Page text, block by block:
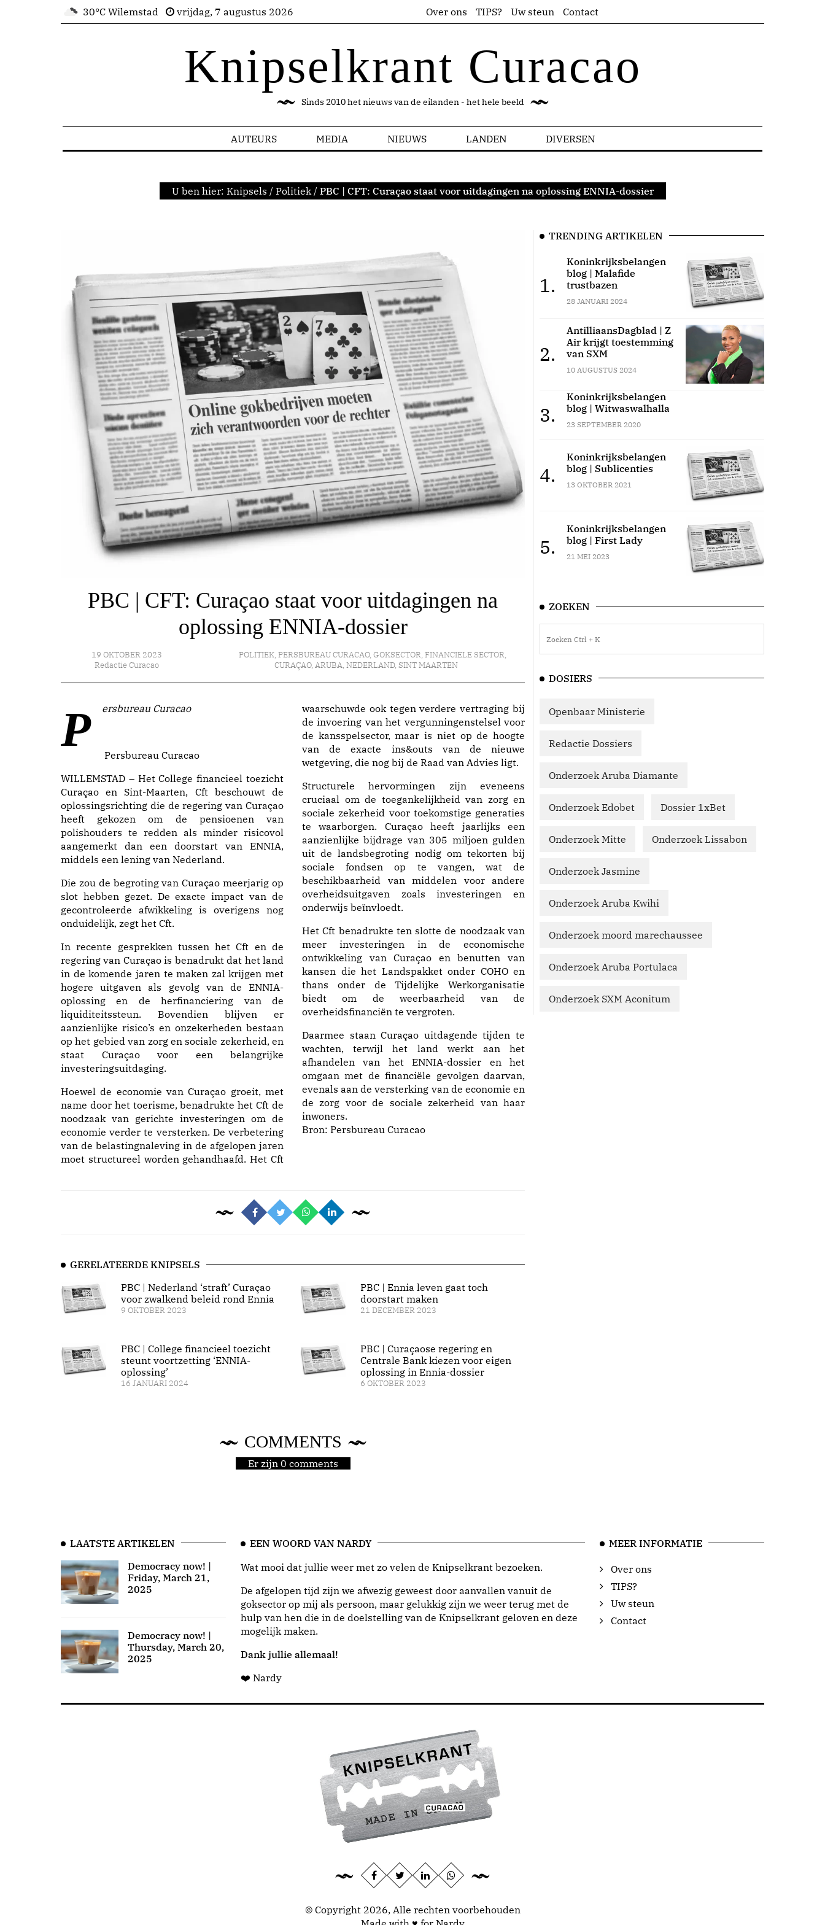
30°C Wilemstad vrijdag, 7 augustus 2026 Over ons TIPS? Uw steun Contact
Knipselkrant Curacao
Sinds 2010 het nieuws van de eilanden - het hele beeld
AUTEURS MEDIA NIEUWS LANDEN DIVERSEN
U ben hier: Knipsels / Politiek / PBC | CFT: Curaçao staat voor uitdagingen na oplossing ENNIA-dossier
PBC | CFT: Curaçao staat voor uitdagingen na
oplossing ENNIA-dossier
19 OKTOBER 2023
Redactie Curacao
POLITIEK, PERSBUREAU CURACAO, GOKSECTOR, FINANCIELE SECTOR,
CURAÇAO,ARUBA,NEDERLAND, SINT MAARTEN
Persbureau Curacao
Persbureau Curacao
WILLEMSTAD – Het College financieel toezicht
Curaçao en Sint-Maarten, Cft beschouwt de
oplossingsrichting die de regering van Curaçao
heeft gekozen om de pensioenen van
polishouders te redden als minder risicovol
aangemerkt dan een doorstart van ENNIA,
middels een lening van Nederland.
Die zou de begroting van Curaçao meerjarig op
slot hebben gezet. De exacte impact van de
gecontroleerde afwikkeling is overigens nog
onduidelijk, zegt het Cft.
In recente gesprekken tussen het Cft en de
regering van Curaçao is benadrukt dat het land
in de komende jaren te maken zal krijgen met
hogere uitgaven als gevolg van de ENNIA-
oplossing en de herfinanciering van de
liquiditeitssteun. Bovendien blijven er
aanzienlijke risico’s en onzekerheden bestaan
op het gebied van zorg en sociale zekerheid, en
staat Curaçao voor een belangrijke
investeringsuitdaging.
Hoewel de economie van Curaçao groeit, met
name door het toerisme, benadrukte het Cft de
noodzaak van gerichte investeringen om de
economie verder te versterken. De verbetering
van de belastingnaleving in de afgelopen jaren
moet structureel worden gehandhaafd. Het Cft
waarschuwde ook tegen verdere vertraging bij
de invoering van het vergunningenstelsel voor
de kansspelsector, maar is niet op de hoogte
van de exacte ins&outs van de nieuwe
wetgeving, die nog bij de Raad van Advies ligt.
Structurele hervormingen zijn eveneens
cruciaal om de toegankelijkheid van zorg en
sociale zekerheid voor toekomstige generaties
te waarborgen. Curaçao heeft jaarlijks een
aanzienlijke bijdrage van 305 miljoen gulden
uit de landsbegroting nodig om tekorten bij
sociale fondsen op te vangen, wat de
beschikbaarheid van middelen voor andere
overheidsuitgaven zoals investeringen en
onderwijs beïnvloedt.
Het Cft benadrukte ten slotte de noodzaak van
meer investeringen in de economische
ontwikkeling van Curaçao en benutten van
kansen die het Landspakket onder COHO en
thans onder de Tijdelijke Werkorganisatie
biedt om de weerbaarheid van de
overheidsfinanciën te vergroten.
Daarmee staan Curaçao uitdagende tijden te
wachten, terwijl het land werkt aan het
afhandelen van het ENNIA-dossier en het
omgaan met de financiële gevolgen daarvan,
evenals aan de versterking van de economie en
de zorg voor de sociale zekerheid van haar
inwoners.
Bron: Persbureau Curacao
GERELATEERDE KNIPSELS
PBC | Nederland ‘straft’ Curaçao
voor zwalkend beleid rond Ennia
9 OKTOBER 2023
PBC | College financieel toezicht
steunt voortzetting ‘ENNIA-
oplossing’
16 JANUARI 2024
PBC | Ennia leven gaat toch
doorstart maken
21 DECEMBER 2023
PBC | Curaçaose regering en
Centrale Bank kiezen voor eigen
oplossing in Ennia-dossier
6 OKTOBER 2023
COMMENTS
Er zijn 0 comments
TRENDING ARTIKELEN
1.
Koninkrijksbelangen
blog | Malafide
trustbazen
28 JANUARI 2024
2.
AntilliaansDagblad | Z
Air krijgt toestemming
van SXM
10 AUGUSTUS 2024
3.
Koninkrijksbelangen
blog | Witwaswalhalla
23 SEPTEMBER 2020
4.
Koninkrijksbelangen
blog | Sublicenties
13 OKTOBER 2021
5.
Koninkrijksbelangen
blog | First Lady
21 MEI 2023
ZOEKEN
DOSIERS
Openbaar Ministerie
Redactie Dossiers
Onderzoek Aruba Diamante
Onderzoek Edobet Dossier 1xBet
Onderzoek Mitte Onderzoek Lissabon
Onderzoek Jasmine
Onderzoek Aruba Kwihi
Onderzoek moord marechaussee
Onderzoek Aruba Portulaca
Onderzoek SXM Aconitum
LAATSTE ARTIKELEN
Democracy now! |
Friday, March 21,
2025
Democracy now! |
Thursday, March 20,
2025
EEN WOORD VAN NARDY
Wat mooi dat jullie weer met zo velen de Knipselkrant bezoeken.
De afgelopen tijd zijn we afwezig geweest door aanvallen vanuit de
goksector op mij als persoon, maar gelukkig zijn we weer terug met de
hulp van hen die in de doelstelling van de Knipselkrant geloven en deze
mogelijk maken.
Dank jullie allemaal!
❤️ Nardy
MEER INFORMATIE
Over ons
TIPS?
Uw steun
Contact
© Copyright 2026, Alle rechten voorbehouden